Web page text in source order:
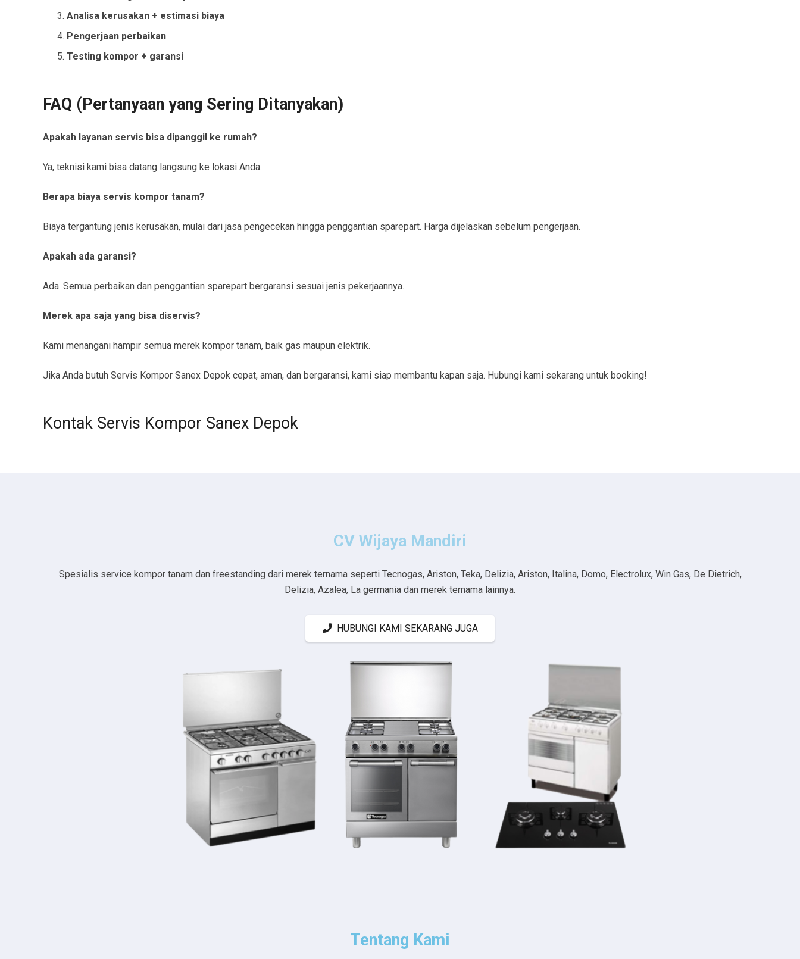
Analisa kerusakan + estimasi biaya
Pengerjaan perbaikan
Testing kompor + garansi
FAQ (Pertanyaan yang Sering Ditanyakan)
Apakah layanan servis bisa dipanggil ke rumah?
Ya, teknisi kami bisa datang langsung ke lokasi Anda.
Berapa biaya servis kompor tanam?
Biaya tergantung jenis kerusakan, mulai dari jasa pengecekan hingga penggantian sparepart. Harga dijelaskan sebelum pengerjaan.
Apakah ada garansi?
Ada. Semua perbaikan dan penggantian sparepart bergaransi sesuai jenis pekerjaannya.
Merek apa saja yang bisa diservis?
Kami menangani hampir semua merek kompor tanam, baik gas maupun elektrik.
Jika Anda butuh Servis Kompor Sanex Depok cepat, aman, dan bergaransi, kami siap membantu kapan saja. Hubungi kami sekarang untuk booking!
Kontak Servis Kompor Sanex Depok
CV Wijaya Mandiri
Spesialis service kompor tanam dan freestanding dari merek ternama seperti Tecnogas, Ariston, Teka, Delizia, Ariston, Italina, Domo, Electrolux, Win Gas, De Dietrich,
Delizia, Azalea, La germania dan merek ternama lainnya.
HUBUNGI KAMI SEKARANG JUGA
Tentang Kami